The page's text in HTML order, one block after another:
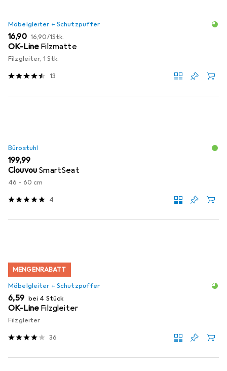
Möbelgleiter + Schutzpuffer
EUR
16,90 EUR
16,90/1Stk.
OK-Line Filzmatte
Filzgleiter, 1 Stk.
13
Bürostuhl
EUR
199,99
Clouvou SmartSeat
46 - 60 cm
4
MENGENRABATT
Möbelgleiter + Schutzpuffer
EUR
6,59 bei 4 Stück
OK-Line Filzgleiter
Filzgleiter
36